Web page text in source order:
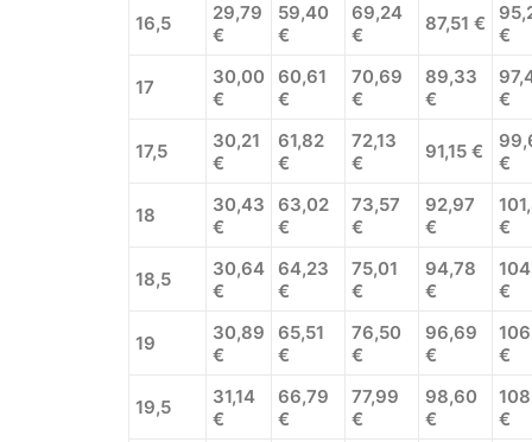
16,5
29,79
€
59,40
€
69,24
€
87,51 €
€
17
30,00
€
60,61
€
70,69
€
89,33
€
€
17,5
30,21
€
61,82
€
72,13
€
91,15 €
€
18
30,43
€
63,02
€
73,57
€
92,97
€
€
18,5
30,64
€
64,23
€
75,01
€
94,78
€
€
19
30,89
€
65,51
€
76,50
€
96,69
€
€
19,5
31,14
€
66,79
€
77,99
€
98,60
€
€